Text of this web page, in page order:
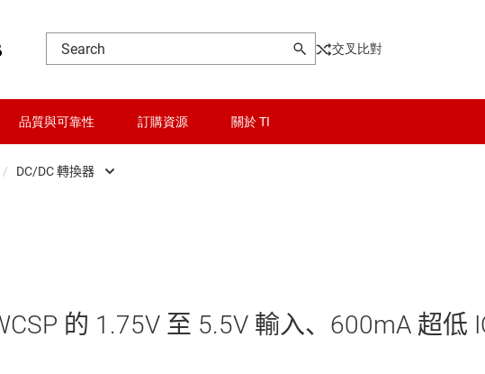
交叉比對
品質與可靠性 訂購資源 關於 TI
邏輯和電壓轉換
體電源 IC 功率級
/ DC/DC 轉換器
的 1.75V 至 5.5V 輸入、600mA 超低